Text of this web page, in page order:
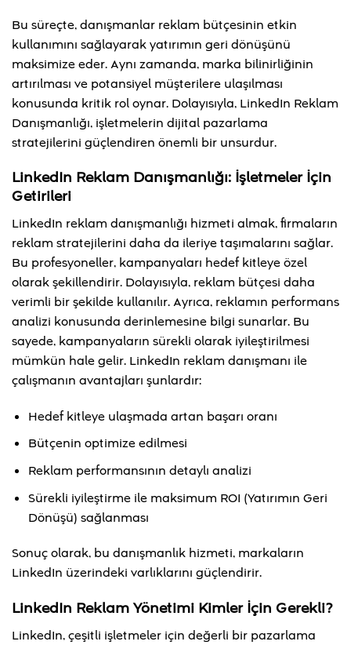
Bu süreçte, danışmanlar reklam bütçesinin etkin
kullanımını sağlayarak yatırımın geri dönüşünü
maksimize eder. Aynı zamanda, marka bilinirliğinin
artırılması ve potansiyel müşterilere ulaşılması
konusunda kritik rol oynar. Dolayısıyla, LinkedIn Reklam
Danışmanlığı, işletmelerin dijital pazarlama
stratejilerini güçlendiren önemli bir unsurdur.
LinkedIn Reklam Danışmanlığı: İşletmeler İçin
Getirileri
LinkedIn reklam danışmanlığı hizmeti almak, firmaların
reklam stratejilerini daha da ileriye taşımalarını sağlar.
Bu profesyoneller, kampanyaları hedef kitleye özel
olarak şekillendirir. Dolayısıyla, reklam bütçesi daha
verimli bir şekilde kullanılır. Ayrıca, reklamın performans
analizi konusunda derinlemesine bilgi sunarlar. Bu
sayede, kampanyaların sürekli olarak iyileştirilmesi
mümkün hale gelir. LinkedIn reklam danışmanı ile
çalışmanın avantajları şunlardır:
Hedef kitleye ulaşmada artan başarı oranı
Bütçenin optimize edilmesi
Reklam performansının detaylı analizi
Sürekli iyileştirme ile maksimum ROI (Yatırımın Geri
Dönüşü) sağlanması
Sonuç olarak, bu danışmanlık hizmeti, markaların
LinkedIn üzerindeki varlıklarını güçlendirir.
LinkedIn Reklam Yönetimi Kimler İçin Gerekli?
LinkedIn, çeşitli işletmeler için değerli bir pazarlama